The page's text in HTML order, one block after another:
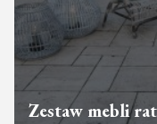
Zestaw mebli